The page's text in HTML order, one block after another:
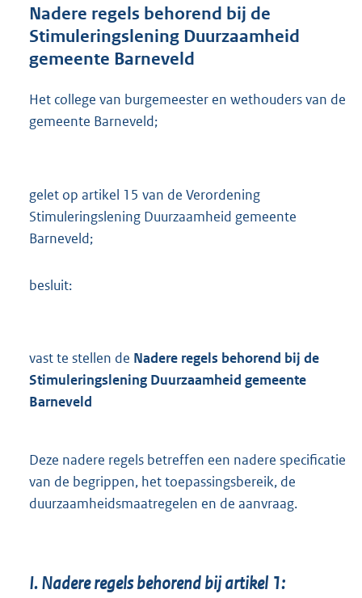
r
o
b
Nadere regels behorend bij de
Stimuleringslening Duurzaamheid
gemeente Barneveld
Het college van burgemeester en wethouders van de
gemeente Barneveld;
gelet op artikel 15 van de Verordening
Stimuleringslening Duurzaamheid gemeente
Barneveld;
besluit:
vast te stellen de Nadere regels behorend bij de
Stimuleringslening Duurzaamheid gemeente
Barneveld
Deze nadere regels betreffen een nadere specificatie
van de begrippen, het toepassingsbereik, de
duurzaamheidsmaatregelen en de aanvraag.
I. Nadere regels behorend bij artikel 1: